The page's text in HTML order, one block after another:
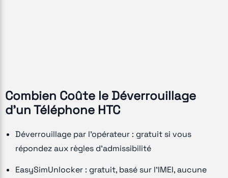
Combien Coûte le Déverrouillage
d'un Téléphone HTC
Déverrouillage par l'opérateur : gratuit si vous
répondez aux règles d'admissibilité
EasySimUnlocker : gratuit, basé sur l'IMEI, aucune